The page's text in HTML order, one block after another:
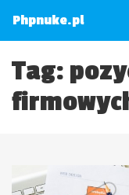
Phpnuke.pl
Tag: